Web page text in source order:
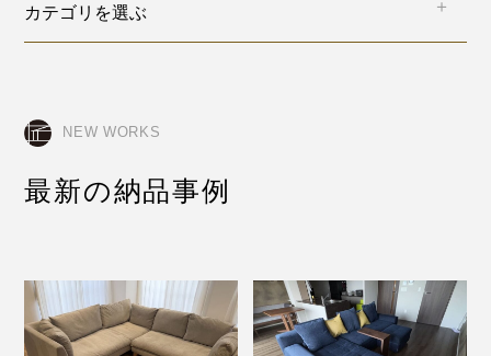
カテゴリを選ぶ
NEW WORKS
最新の納品事例